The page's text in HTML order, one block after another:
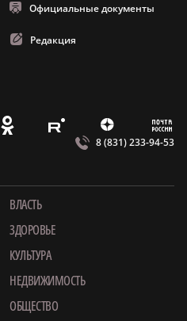
Официальные документы
Редакция
O E Z m
8 (831) 233-94-53
ВЛАСТЬ
ЗДОРОВЬЕ
КУЛЬТУРА
НЕДВИЖИМОСТЬ
ОБЩЕСТВО